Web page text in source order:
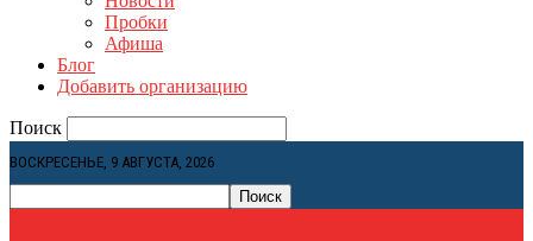
Пробки
Афиша
Блог
Добавить организацию
Поиск
ВОСКРЕСЕНЬЕ, 9 АВГУСТА, 2026